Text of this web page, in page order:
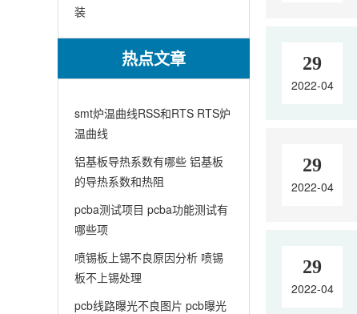
装
热点文章
smt炉温曲线RSS和RTS RTS炉
温曲线
铝基板导热系数有哪些 铝基板
的导热系数和热阻
pcba测试项目 pcba功能测试有
哪些项
喷锡板上锡不良原因分析 喷锡
板不上锡处理
pcb线路曝光不良图片 pcb曝光
29
2022-04
29
2022-04
29
2022-04